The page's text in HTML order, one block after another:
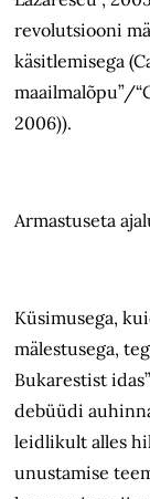
revolutsiooni
käsitlemisega
maailmalõpu”/
2006)).
Armastuseta
Küsimusega,
mälestusega,
Bukarestist
debüüdi
leidlikult alles
unustamise